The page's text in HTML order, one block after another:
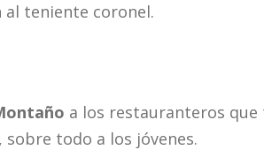
al teniente coronel.
a los restauranteros
, sobre todo a los jóvenes.